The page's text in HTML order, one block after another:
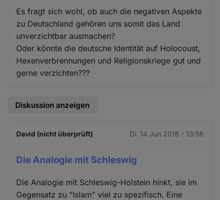
Es fragt sich wohl, ob auch die negativen Aspekte
zu Deutschland gehören uns somit das Land
unverzichtbar ausmachen?
Oder könnte die deutsche Identität auf Holocoust,
Hexenverbrennungen und Religionskriege gut und
gerne verzichten???
Diskussion anzeigen
David (nicht überprüft) Di. 14 Jun 2016 - 13:56
Die Analogie mit Schleswig
Die Analogie mit Schleswig-Holstein hinkt, sie im
Gegensatz zu "Islam" viel zu spezifisch. Eine